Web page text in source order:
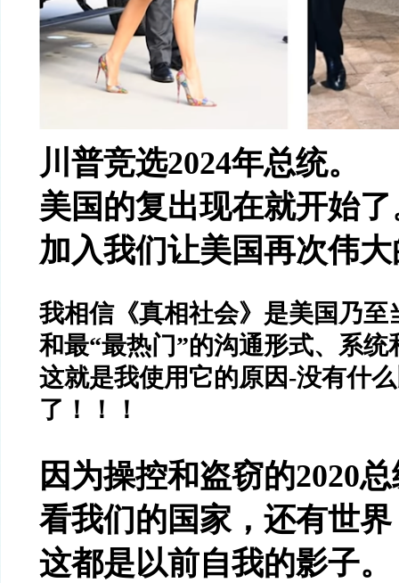
川普竞选2024年总统。
美国的复出现在就开始
加入我们让美国再次伟
我相信《真相社会》是美国乃至
和最“最热门”的沟通形式、系统
这就是我使用它的原因-没有什
了！！！
因为操控和盗窃的2020总
看我们的国家，还有世
这都是以前自我的影子。